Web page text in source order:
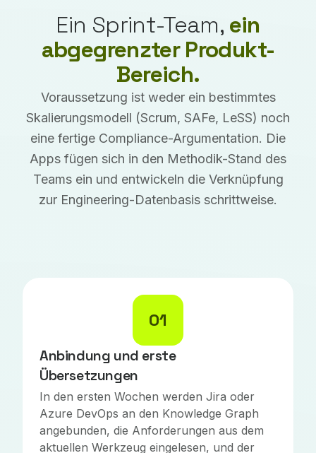
Ein Sprint-Team, ein
abgegrenzter Produkt-
Bereich.
Voraussetzung ist weder ein bestimmtes
Skalierungsmodell (Scrum, SAFe, LeSS) noch
eine fertige Compliance-Argumentation. Die
Apps fügen sich in den Methodik-Stand des
Teams ein und entwickeln die Verknüpfung
zur Engineering-Datenbasis schrittweise.
01
Anbindung und erste
Übersetzungen
In den ersten Wochen werden Jira oder
Azure DevOps an den Knowledge Graph
angebunden, die Anforderungen aus dem
aktuellen Werkzeug eingelesen, und der